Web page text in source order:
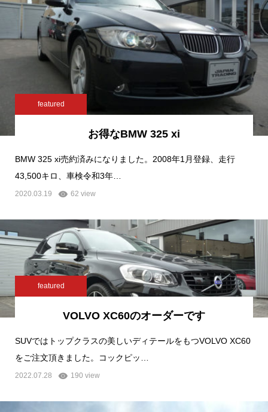
featured
お得なBMW 325 xi
BMW 325 xi売約済みになりました。2008年1月登録、走行
43,500キロ、車検令和3年…
2020.03.19 62 view
featured
VOLVO XC60のオーダーです
SUVではトップクラスの美しいディテールをもつVOLVO XC60
をご注文頂きました。コックピッ…
2022.07.28 190 view